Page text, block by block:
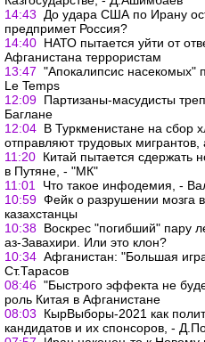
14:43
До удара США по Ирану
предпримет Россия?
14:40 НАТО пытается уйти от
Афганистана террористам
13:47 "Апокалипсис насекомых"
Le Temps
12:09 Партизаны-масудисты
Баглане
12:04 В Туркменистане на сбор
отправляют трудовых мигрантов,
11:20 Китай пытается сдержать
в Путяне, - "МК"
11:01
Что такое инфодемия, -
10:59 Фейк о разрушении мозга
казахстанцы
10:38 Воскрес "погибший" пару
аз-Завахири. Или это клон?
10:34 Афганистан: "Большая
Ст.Тарасов
08:46 "Быстрого эффекта не
роль Китая в Афганистане
08:03
КырВыборы-2021 как
кандидатов и их спонсоров, -